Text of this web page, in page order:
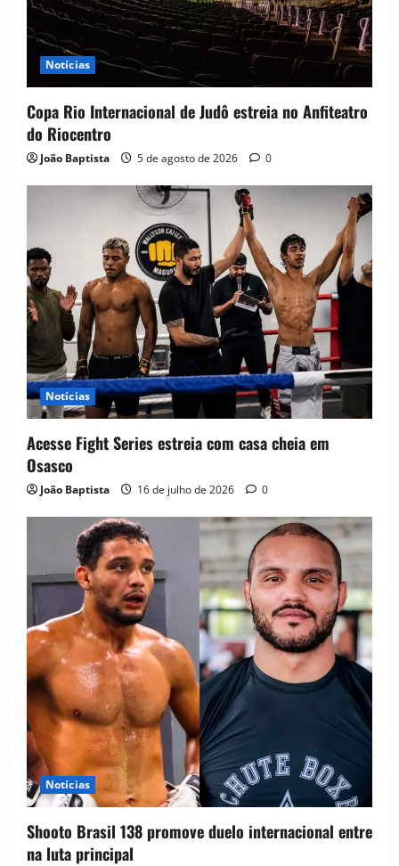
Notícias
Copa Rio Internacional de Judô estreia no Anfiteatro
do Riocentro
João Baptista 5 de agosto de 2026 0
Notícias
Acesse Fight Series estreia com casa cheia em
Osasco
João Baptista 16 de julho de 2026 0
Notícias
Shooto Brasil 138 promove duelo internacional entre
na luta principal